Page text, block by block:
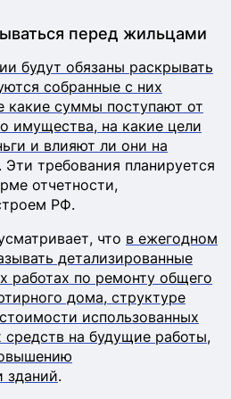
перед жильцами
будут обязаны раскрывать
собранные с них
какие суммы поступают от
имущества, на какие цели
и влияют ли они на
. Эти требования планируется
отчетности,
РФ.
что в ежегодном
детализированные
работах по ремонту общего
дома, структуре
использованных
средств на будущие работы,
зданий.